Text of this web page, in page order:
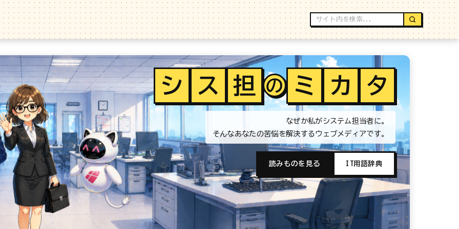
シ ス 担 の ミ カ タ
なぜか私がシステム担当者に。
そんなあなたの苦悩を解決するウェブメディアです。
読みものを見る IT用語辞典